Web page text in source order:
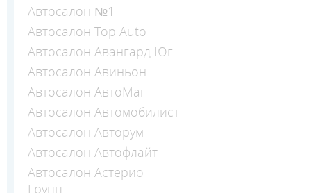
Автосалон №1
Автосалон Top Auto
Автосалон Авангард Юг
Автосалон Авиньон
Автосалон АвтоМаг
Автосалон Автомобилист
Автосалон Авторум
Автосалон Автофлайт
Автосалон Астерио
Групп